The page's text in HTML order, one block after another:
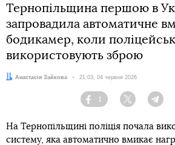
Тернопільщина першою в
запровадила автоматичне
бодикамер, коли
використовують зброю
Автор:
Анастасія Зайкова Дата:
21:03, 04 червня 2026
Facebook
1
Twitter
На Тернопільщині поліція почала
систему, яка автоматично вмикає